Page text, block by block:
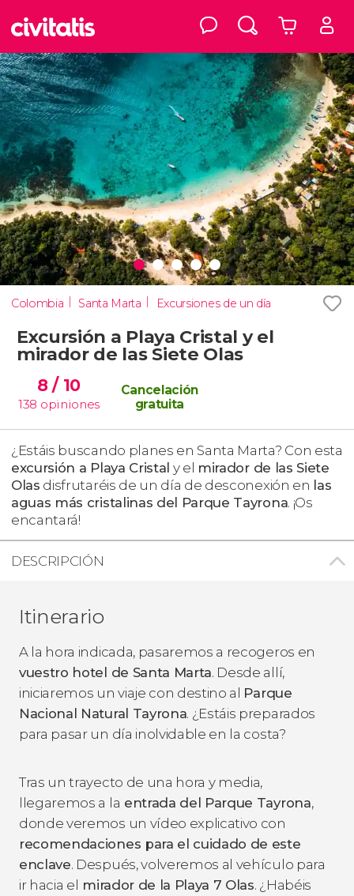
Colombia Santa Marta Excursiones de un día
Excursión a Playa Cristal y el
mirador de las Siete Olas
8/ 10
138 opiniones
Cancelación
gratuita
¿Estáis buscando planes en Santa Marta? Con esta
excursión a Playa Cristal y el mirador de las Siete
Olas disfrutaréis de un día de desconexión en las
aguas más cristalinas del Parque Tayrona. ¡Os
encantará!
DESCRIPCIÓN
Itinerario
A la hora indicada, pasaremos a recogeros en
vuestro hotel de Santa Marta. Desde allí,
iniciaremos un viaje con destino al Parque
Nacional Natural Tayrona. ¿Estáis preparados
para pasar un día inolvidable en la costa?
Tras un trayecto de una hora y media,
llegaremos a la entrada del Parque Tayrona,
donde veremos un vídeo explicativo con
recomendaciones para el cuidado de este
enclave. Después, volveremos al vehículo para
ir hacia el mirador de la Playa 7 Olas. ¿Habéis